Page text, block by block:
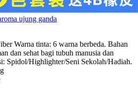
ujung ganda
Warna tinta: 6 warna berbeda. Bahan
dan sehat bagi tubuh manusia dan
Spidol/Highlighter/Seni Sekolah/Hadiah.